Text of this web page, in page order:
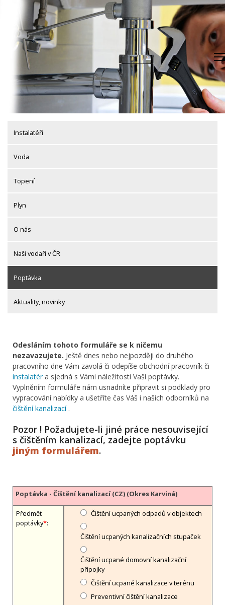
content
Instalatéři
Voda
Topení
Plyn
O nás
Naši vodaři v ČR
Poptávka
Aktuality, novinky
Odesláním tohoto formuláře se k ničemu
nezavazujete. Ještě dnes nebo nejpozději do druhého
pracovního dne Vám zavolá či odepíše obchodní pracovník či
instalatéra sjedná s Vámi náležitosti Vaší poptávky.
Vyplněním formuláře nám usnadníte připravit si podklady pro
vypracování nabídky a ušetříte čas Váš i našich odborníků na
čištění kanalizací.
Pozor ! Požadujete-li jiné práce nesouvisející
s čištěním kanalizací, zadejte poptávku
jiným formulářem.
Poptávka - Čištění kanalizací (CZ) (Okres Karviná)
Předmět
poptávky*:
Čištění ucpaných odpadů v objektech
Čištění ucpaných kanalizačních stupaček
Čištění ucpané domovní kanalizační
přípojky
Čištění ucpané kanalizace v terénu
Preventivní čištění kanalizace